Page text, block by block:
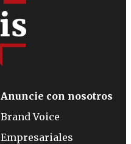
Anuncie con nosotros
Brand Voice
Empresariales